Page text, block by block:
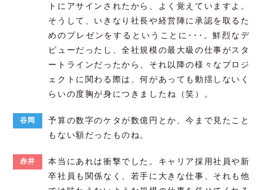
トにアサインされたから、よく覚えていますよ。
そうして、いきなり社長や経営陣に承認を取るた
めのプレゼンをするということに･･･。鮮烈なデ
ビューだったし、全社規模の最大級の仕事がスタ
ートラインだったから、それ以降の様々なプロジ
ェクトに関わる際は、何があっても動揺しないく
らいの度胸が身につきましたね（笑）。
谷岡
予算の数字のケタが数億円とか、今まで見たこと
もない額だったものね。
赤井
本当にあれは衝撃でした。キャリア採用社員や新
卒社員も関係なく、若手に大きな仕事、それも他